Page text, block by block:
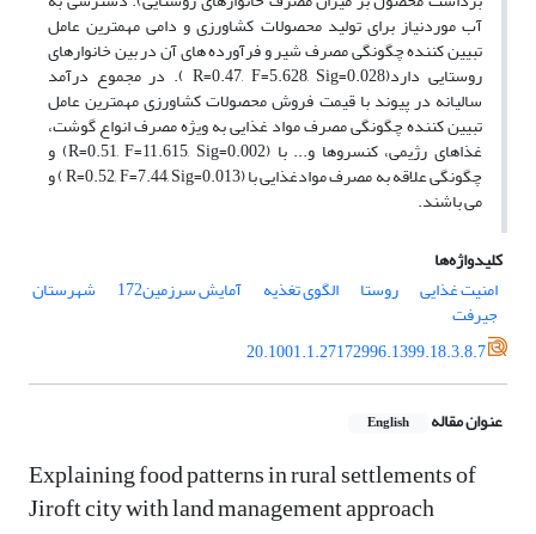
آب موردنیاز برای تولید محصولات کشاورزی و دامی مهمترین عامل
تبیین کننده چگونگی مصرف شیر و فرآورده های آن در بین خانوارهای
روستایی دارد(R=0.47, F=5.628, Sig=0.028 ). در مجموع درآمد
سالیانه در پیوند با قیمت فروش محصولات کشاورزی مهمترین عامل
تبیین کننده چگونگی مصرف مواد غذایی به ویژه مصرف انواع گوشت،
غذاهای رژیمی، کنسروها و... با (R=0.51, F=11.615, Sig=0.002) و
چگونگی علاقه به مصرف موادغذایی با (R=0.52, F=7.44, Sig=0.013 ) و
می باشند.
کلیدواژه‌ها
امنیت غذایی
روستا الگوی تغذیه آمایش سرزمین172 شهرستان
جیرفت
20.1001.1.27172996.1399.18.3.8.7
عنوان مقاله English
Explaining food patterns in rural settlements of
Jiroft city with land management approach